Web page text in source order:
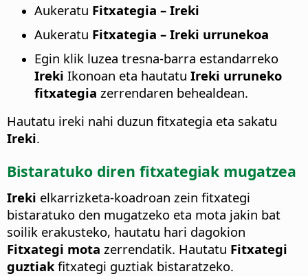
Aukeratu Fitxategia – Ireki
Aukeratu Fitxategia – Ireki urrunekoa
Egin klik luzea tresna-barra estandarreko
Ireki Ikonoan eta hautatu Ireki urruneko
fitxategia zerrendaren behealdean.
Hautatu ireki nahi duzun fitxategia eta sakatu
Ireki.
Bistaratuko diren fitxategiak mugatzea
Ireki elkarrizketa-koadroan zein fitxategi
bistaratuko den mugatzeko eta mota jakin bat
soilik erakusteko, hautatu hari dagokion
Fitxategi mota zerrendatik. Hautatu Fitxategi
guztiakfitxategi guztiak bistaratzeko.